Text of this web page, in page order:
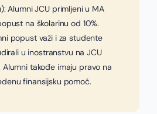
Alumni JCU primljeni u MA
na školarinu od 10%.
popust važi i za studente
u inostranstvu na JCU
Alumni takođe imaju pravo na
finansijsku pomoć.